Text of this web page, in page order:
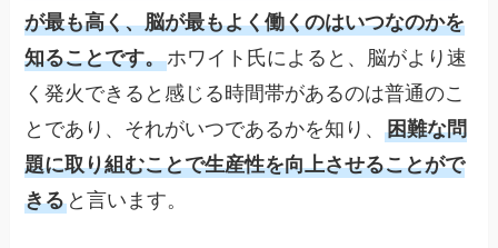
が最も高く、脳が最もよく働くのはいつなのかを
知ることです。ホワイト氏によると、脳がより速
く発火できると感じる時間帯があるのは普通のこ
とであり、それがいつであるかを知り、困難な問
題に取り組むことで生産性を向上させることがで
きる と言います。